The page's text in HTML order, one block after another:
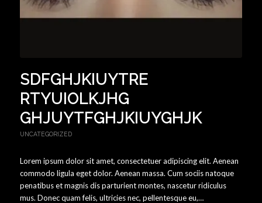
SDFGHJKIUYTRE
RTYUIOLKJHG
GHJUYTFGHJKIUYGHJK
UNCATEGORIZED
Lorem ipsum dolor sit amet, consectetuer adipiscing elit. Aenean
commodo ligula eget dolor. Aenean massa. Cum sociis natoque
penatibus et magnis dis parturient montes, nascetur ridiculus
mus. Donec quam felis, ultricies nec, pellentesque eu,…